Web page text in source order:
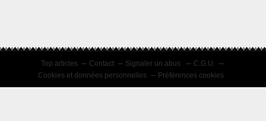
Top articles Contact Signaler un abus
C.G.U.
Cookies et données personnelles
Préférences cookies